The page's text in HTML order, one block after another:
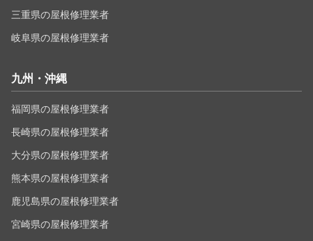
三重県の屋根修理業者
岐阜県の屋根修理業者
九州・沖縄
福岡県の屋根修理業者
長崎県の屋根修理業者
大分県の屋根修理業者
熊本県の屋根修理業者
鹿児島県の屋根修理業者
宮崎県の屋根修理業者